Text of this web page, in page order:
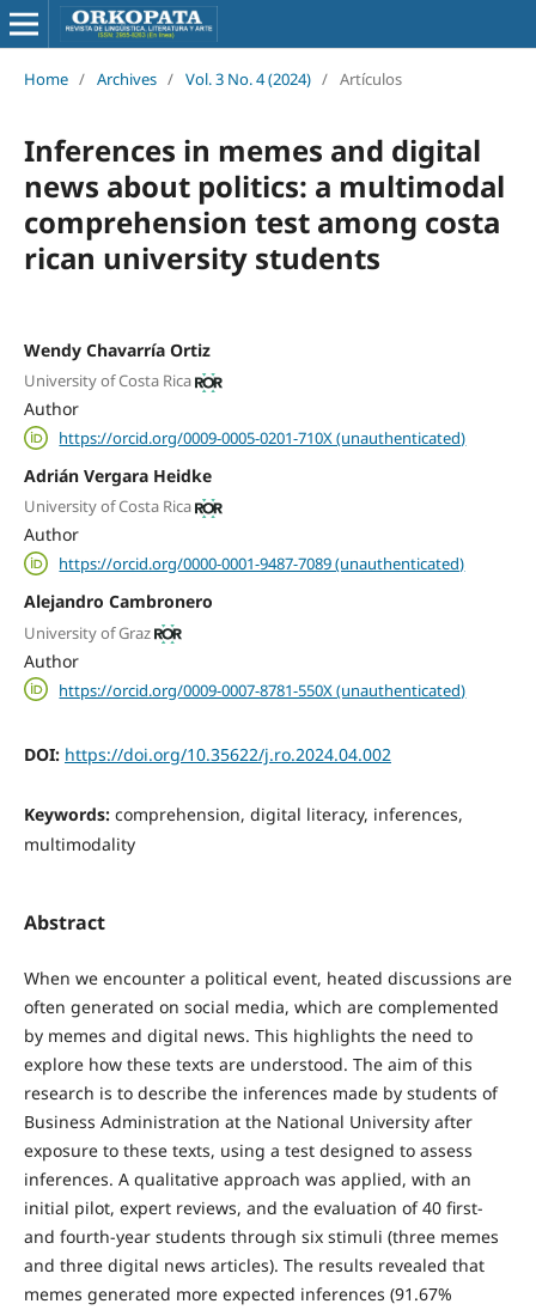
Home / Archives / Vol. 3 No. 4 (2024) / Artículos
Inferences in memes and digital
news about politics: a multimodal
comprehension test among costa
rican university students
Wendy Chavarría Ortiz
University of Costa Rica
Author
https://orcid.org/0009-0005-0201-710X (unauthenticated)
Adrián Vergara Heidke
University of Costa Rica
Author
https://orcid.org/0000-0001-9487-7089 (unauthenticated)
Alejandro Cambronero
University of Graz
Author
https://orcid.org/0009-0007-8781-550X (unauthenticated)
DOI: https://doi.org/10.35622/j.ro.2024.04.002
Keywords: comprehension, digital literacy, inferences,
multimodality
Abstract
When we encounter a political event, heated discussions are
often generated on social media, which are complemented
by memes and digital news. This highlights the need to
explore how these texts are understood. The aim of this
research is to describe the inferences made by students of
Business Administration at the National University after
exposure to these texts, using a test designed to assess
inferences. A qualitative approach was applied, with an
initial pilot, expert reviews, and the evaluation of 40 first-
and fourth-year students through six stimuli (three memes
and three digital news articles). The results revealed that
memes generated more expected inferences (91.67%